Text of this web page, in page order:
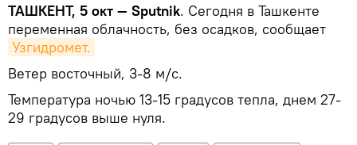
ТАШКЕНТ, 5 окт — Sputnik. Сегодня в Ташкенте
переменная облачность, без осадков, сообщает
Узгидромет.
Ветер восточный, 3-8 м/с.
Температура ночью 13-15 градусов тепла, днем 27-
29 градусов выше нуля.